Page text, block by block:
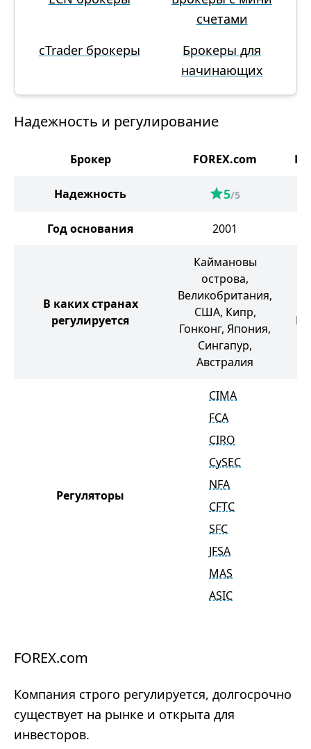
счетами
cTrader брокеры
Брокеры для
начинающих
Надежность и регулирование
Брокер FOREX.com
Надежность 5/5
Год основания 2001
В каких странах
регулируется
Каймановы
острова,
Великобритания,
США, Кипр,
Гонконг, Япония,
Сингапур,
Австралия
Регуляторы
CIMA
FCA
CIRO
CySEC
NFA
CFTC
SFC
JFSA
MAS
ASIC
FOREX.com
Компания строго регулируется, долгосрочно
существует на рынке и открыта для
инвесторов.